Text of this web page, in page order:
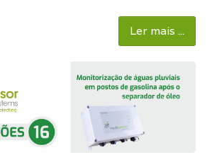
Ler mais ...